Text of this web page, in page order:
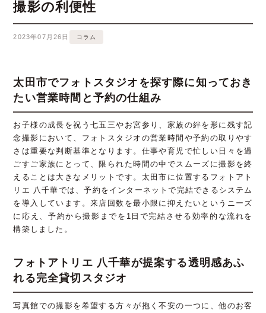
撮影の利便性
2023年07月26日 コラム
太田市でフォトスタジオを探す際に知っておき
たい営業時間と予約の仕組み
お子様の成長を祝う七五三やお宮参り、家族の絆を形に残す記
念撮影において、フォトスタジオの営業時間や予約の取りやす
さは重要な判断基準となります。仕事や育児で忙しい日々を過
ごすご家族にとって、限られた時間の中でスムーズに撮影を終
えることは大きなメリットです。太田市に位置するフォトアト
リエ 八千華では、予約をインターネットで完結できるシステム
を導入しています。来店回数を最小限に抑えたいというニーズ
に応え、予約から撮影までを1日で完結させる効率的な流れを
構築しました。
フォトアトリエ 八千華が提案する透明感あふ
れる完全貸切スタジオ
写真館での撮影を希望する方々が抱く不安の一つに、他のお客